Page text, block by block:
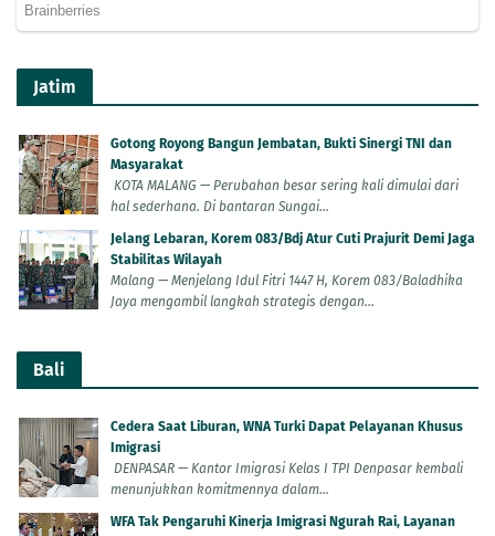
Jatim
Gotong Royong Bangun Jembatan, Bukti Sinergi TNI dan
Masyarakat
KOTA MALANG — Perubahan besar sering kali dimulai dari
hal sederhana. Di bantaran Sungai...
Jelang Lebaran, Korem 083/Bdj Atur Cuti Prajurit Demi Jaga
Stabilitas Wilayah
Malang — Menjelang Idul Fitri 1447 H, Korem 083/Baladhika
Jaya mengambil langkah strategis dengan...
Bali
Cedera Saat Liburan, WNA Turki Dapat Pelayanan Khusus
Imigrasi
DENPASAR — Kantor Imigrasi Kelas I TPI Denpasar kembali
menunjukkan komitmennya dalam...
WFA Tak Pengaruhi Kinerja Imigrasi Ngurah Rai, Layanan